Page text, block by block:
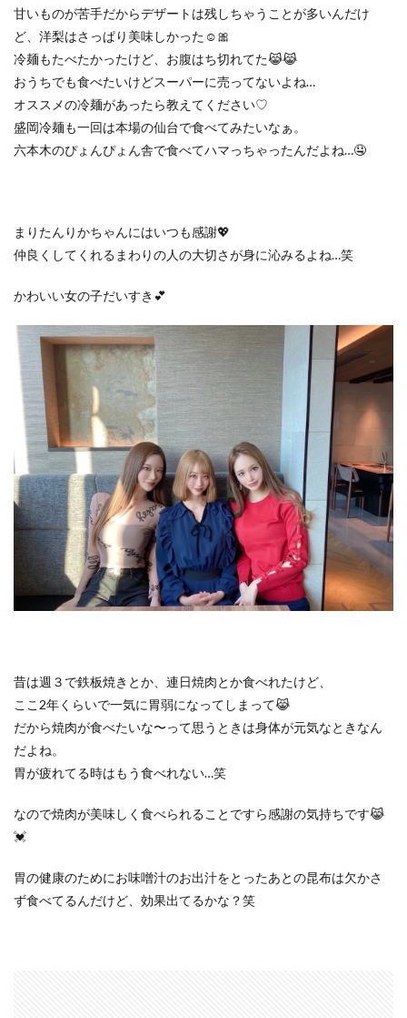
甘いものが苦手だからデザートは残しちゃうことが多いんだけ
ど、洋梨はさっぱり美味しかった☺️🎀
冷麺もたべたかったけど、お腹はち切れてた😹😹
おうちでも食べたいけどスーパーに売ってないよね…
オススメの冷麺があったら教えてください♡
盛岡冷麺も一回は本場の仙台で食べてみたいなぁ。
六本木のぴょんぴょん舎で食べてハマっちゃったんだよね…🤤
まりたんりかちゃんにはいつも感謝💖
仲良くしてくれるまわりの人の大切さが身に沁みるよね…笑
かわいい女の子だいすき💕
昔は週３で鉄板焼きとか、連日焼肉とか食べれたけど、
ここ2年くらいで一気に胃弱になってしまって😹
だから焼肉が食べたいな〜って思うときは身体が元気なときなん
だよね。
胃が疲れてる時はもう食べれない…笑
なので焼肉が美味しく食べられることですら感謝の気持ちです😹
💓
胃の健康のためにお味噌汁のお出汁をとったあとの昆布は欠かさ
ず食べてるんだけど、効果出てるかな？笑